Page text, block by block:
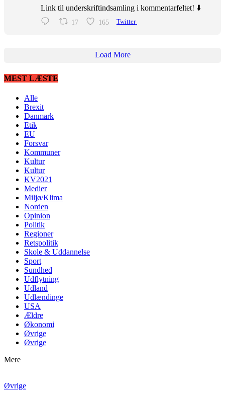
Link til underskriftindsamling i kommentarfeltet! ⬇️
17 165 Twitter
Load More
MEST LÆSTE
Alle
Brexit
Danmark
Etik
EU
Forsvar
Kommuner
Kultur
Kultur
KV2021
Medier
Miljø/Klima
Norden
Opinion
Politik
Regioner
Retspolitik
Skole & Uddannelse
Sport
Sundhed
Udflytning
Udland
Udlændinge
USA
Ældre
Økonomi
Øvrige
Øvrige
Mere
Øvrige